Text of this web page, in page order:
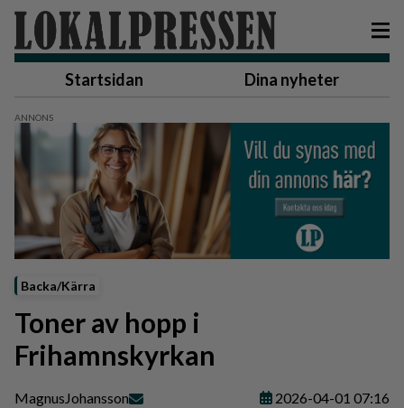
Startsidan Dina nyheter
Backa/Kärra
Toner av hopp i
Frihamnskyrkan
MagnusJohansson 2026-04-01 07:16